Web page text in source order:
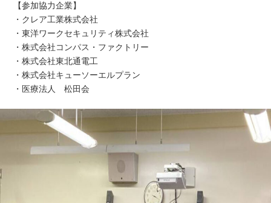
【参加協力企業】
・クレア工業株式会社
・東洋ワークセキュリティ株式会社
・株式会社コンパス・ファクトリー
・株式会社東北通電工
・株式会社キューソーエルプラン
・医療法人 松田会